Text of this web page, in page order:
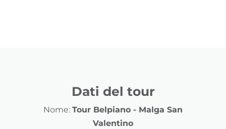
Dati del tour
Nome: Tour Belpiano - Malga San
Valentino